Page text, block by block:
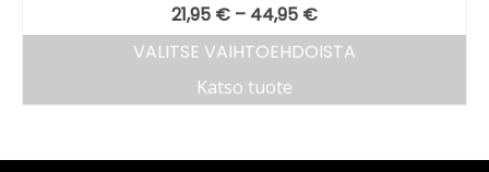
21,95 € – 44,95 €
VALITSE VAIHTOEHDOISTA
Katso tuote